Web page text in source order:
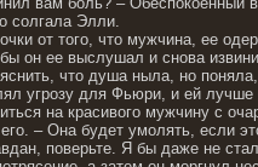
солгала Элли.
от того, что мужчина, ее
он ее выслушал и снова
что душа ныла, но
угрозу для Фьюри, и ей лучше
на красивого мужчину с
– Она будет умолять, если
поверьте. Я бы даже не